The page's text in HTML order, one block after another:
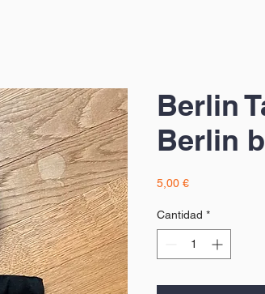
Berlin
Berlin
5,00 €Precio
Cantidad *